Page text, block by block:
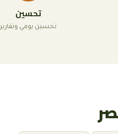
تحسين
تحسين يومي وتقارير